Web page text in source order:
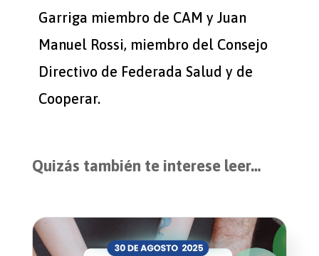
Garriga miembro de CAM y Juan
Manuel Rossi, miembro del Consejo
Directivo de Federada Salud y de
Cooperar.
Quizás también te interese leer…